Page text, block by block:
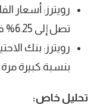
رويترز: أسعار
تصل إلى 6.25% في أعلى مستوى لها منذ أكتوبر 2008
رويترز: بنك
بنسبة كبيرة
تحليل خاص: